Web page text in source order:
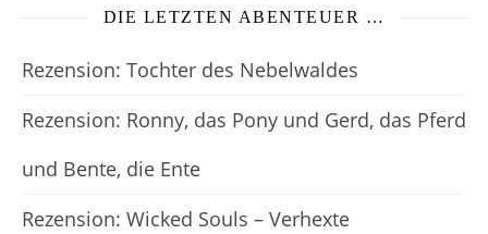
DIE LETZTEN ABENTEUER …
Rezension: Tochter des Nebelwaldes
Rezension: Ronny, das Pony und Gerd, das Pferd
und Bente, die Ente
Rezension: Wicked Souls – Verhexte